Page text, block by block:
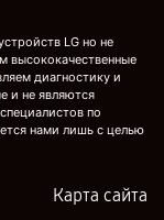
LG но не
высококачественные
диагностику и
и не являются
по
нами лишь с целью
Карта сайта